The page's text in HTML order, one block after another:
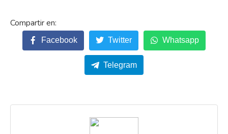
Facebook Twitter Whatsapp
Telegram